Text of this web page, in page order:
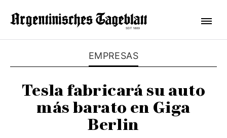
EMPRESAS
Tesla fabricará su auto
más barato en Giga
Berlin